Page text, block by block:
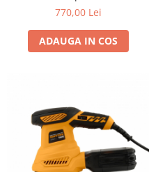
770,00 Lei
ADAUGA IN COS